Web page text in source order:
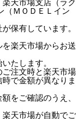
楽天市場支店（ラク
（ＭＯＤＥＬイン
保有しています。
楽天市場からお送
たします。
注文時と楽天市場
で金額が異なりま
をご確認のうえ、
天市場が自動でご